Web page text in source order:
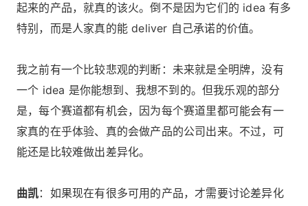
起来的产品，就真的该火。倒不是因为它们的 idea 有多
特别，而是人家真的能 deliver 自己承诺的价值。
我之前有一个比较悲观的判断：未来就是全明牌，没有
一个 idea 是你能想到、我想不到的。但我乐观的部分
是，每个赛道都有机会，因为每个赛道里都可能会有一
家真的在乎体验、真的会做产品的公司出来。不过，可
能还是比较难做出差异化。
曲凯：如果现在有很多可用的产品，才需要讨论差异化